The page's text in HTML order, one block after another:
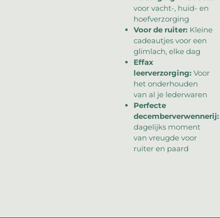
voor vacht-, huid- en
hoefverzorging
Voor de ruiter: Kleine
cadeautjes voor een
glimlach, elke dag
Effax
leerverzorging: Voor
het onderhouden
van al je lederwaren
Perfecte
decemberverwennerij:
dagelijks moment
van vreugde voor
ruiter en paard